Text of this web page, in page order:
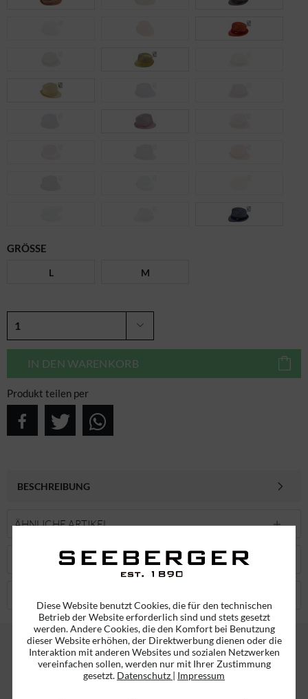
GRÖSSE
L M
IN DEN WARENKORB
Produkt teilen per
BESCHREIBUNG
ÄHNLICHE ARTIKEL
KUNDEN KAUFTEN AUCH
ABONNIEREN SIE UNSEREN NEWSLETTER!
Diese Website benutzt Cookies, die für den technischen
Betrieb der Website erforderlich sind und stets gesetzt
werden. Andere Cookies, die den Komfort bei Benutzung
dieser Website erhöhen, der Direktwerbung dienen oder die
Interaktion mit anderen Websites und sozialen Netzwerken
vereinfachen sollen, werden nur mit Ihrer Zustimmung
gesetzt. Datenschutz | Impressum